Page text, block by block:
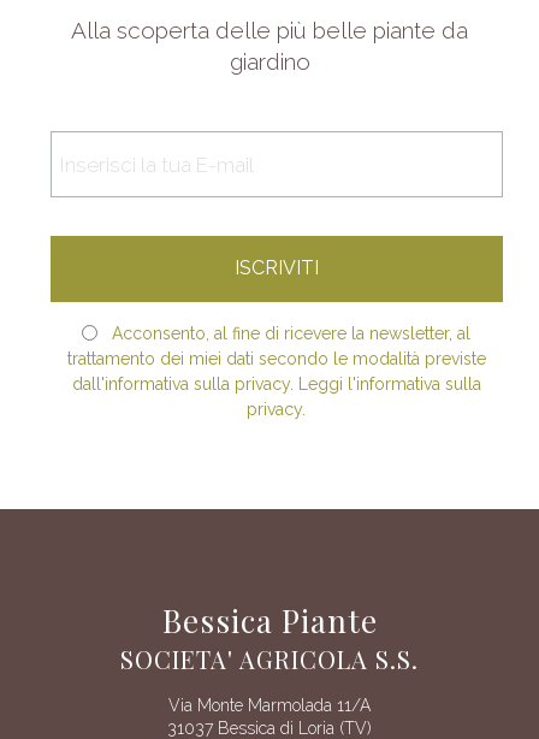
Alla scoperta delle più belle piante da
giardino
Acconsento, al fine di ricevere la newsletter, al
trattamento dei miei dati secondo le modalità previste
dall'informativa sulla privacy. Leggi l'informativa sulla
privacy.
Bessica Piante
SOCIETA' AGRICOLA S.S.
Via Monte Marmolada 11/A
31037 Bessica di Loria (TV)